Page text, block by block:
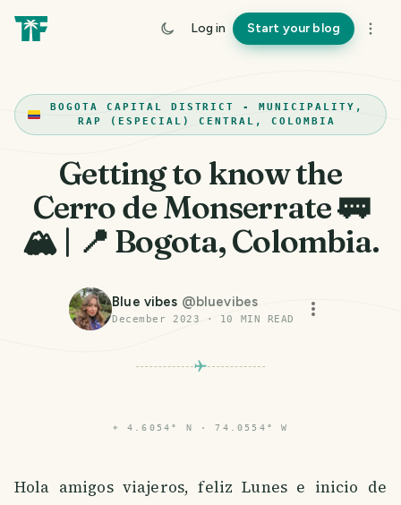
Log in Start your blog
BOGOTA CAPITAL DISTRICT - MUNICIPALITY,
RAP (ESPECIAL) CENTRAL, COLOMBIA
Getting to know the
Cerro de Monserrate 🚃
🏔️ | 📍 Bogota, Colombia.
Blue vibes @bluevibes
December 2023 · 10 MIN READ
⌖ 4.6054° N · 74.0554° W
Hola amigos viajeros, feliz Lunes e inicio de